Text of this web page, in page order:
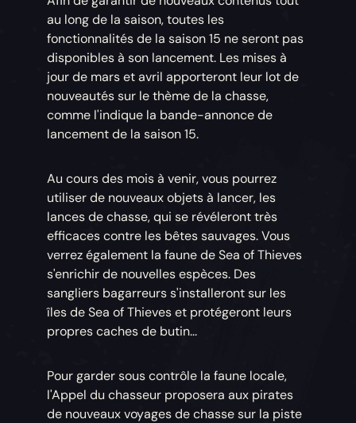
au long de la saison, toutes les
fonctionnalités de la saison 15 ne seront pas
disponibles à son lancement. Les mises à
jour de mars et avril apporteront leur lot de
nouveautés sur le thème de la chasse,
comme l'indique la bande-annonce de
lancement de la saison 15.
Au cours des mois à venir, vous pourrez
utiliser de nouveaux objets à lancer, les
lances de chasse, qui se révéleront très
efficaces contre les bêtes sauvages. Vous
verrez également la faune de Sea of Thieves
s'enrichir de nouvelles espèces. Des
sangliers bagarreurs s'installeront sur les
îles de Sea of Thieves et protégeront leurs
propres caches de butin...
Pour garder sous contrôle la faune locale,
l'Appel du chasseur proposera aux pirates
de nouveaux voyages de chasse sur la piste